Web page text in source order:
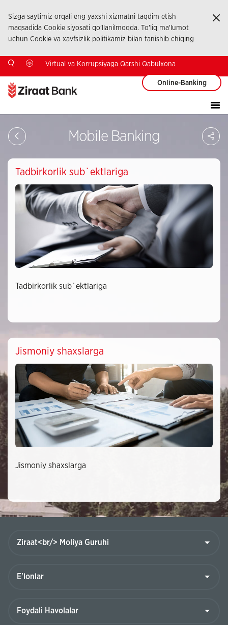
Sizga saytimiz orqali eng yaxshi xizmatni taqdim etish
maqsadida Cookie siyosati qo'llanilmoqda. To'liq ma'lumot
uchun Cookie va xavfsizlik politikamiz bilan tanishib chiqing
Virtual va Korrupsiyaga Qarshi Qabulxona
Online-Banking
Mobile Banking
Tadbirkorlik sub`ektlariga
Tadbirkorlik sub`ektlariga
Jismoniy shaxslarga
Jismoniy shaxslarga